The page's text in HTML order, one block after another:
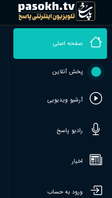
صفحه اصلی
پخش آنلاین
آرشیو ویدیویی
رادیو پاسخ
اخبار
ورود به حساب